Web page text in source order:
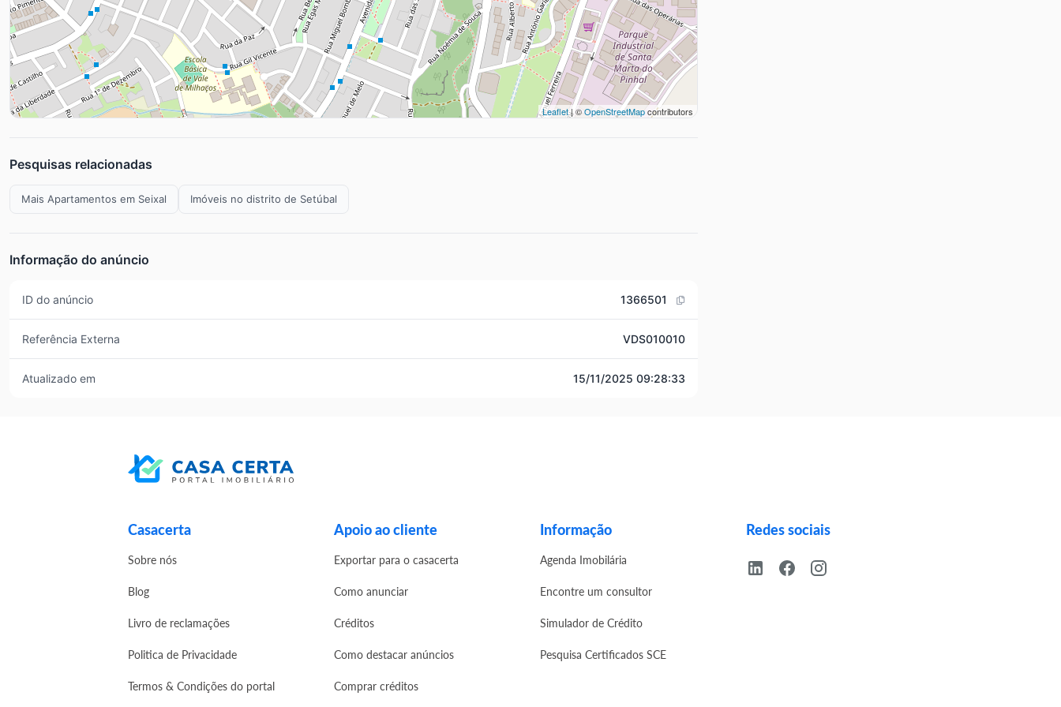
Leaflet| ©OpenStreetMapcontributors
Pesquisas relacionadas
Mais Apartamentos em Seixal Imóveis no distrito de Setúbal
Informação do anúncio
ID do anúncio 1366501
Referência Externa VDS010010
Atualizado em 15/11/2025 09:28:33
Casacerta
Sobre nós
Blog
Livro de reclamações
Politica de Privacidade
Termos & Condições do portal
Apoio ao cliente
Exportar para o casacerta
Como anunciar
Créditos
Como destacar anúncios
Comprar créditos
Informação
Agenda Imobilária
Encontre um consultor
Simulador de Crédito
Pesquisa Certificados SCE
Redes sociais